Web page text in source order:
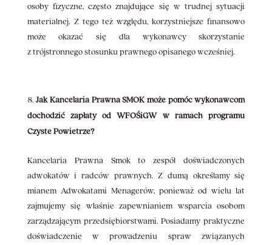
osoby fizyczne, często znajdujące się w trudnej sytuacji
materialnej. Z tego też względu, korzystniejsze finansowo
może okazać się dla wykonawcy skorzystanie
z trójstronnego stosunku prawnego opisanego wcześniej.
Jak Kancelaria Prawna SMOK może pomóc wykonawcom
dochodzić zapłaty od WFOŚiGW w ramach programu
Czyste Powietrze?
Kancelaria Prawna Smok to zespół doświadczonych
adwokatów i radców prawnych. Z dumą określamy się
mianem Adwokatami Menagerów, ponieważ od wielu lat
zajmujemy się właśnie zapewnianiem wsparcia osobom
zarządzającym przedsiębiorstwami. Posiadamy praktyczne
doświadczenie w prowadzeniu spraw związanych